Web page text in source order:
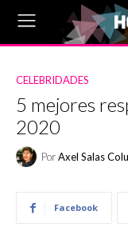
CELEBRIDADES
5 mejores
2020
PorAxel Salas
Facebook